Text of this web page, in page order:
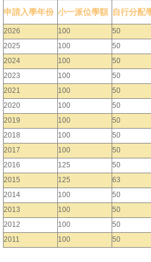
申請入學年份 小一派位學額 自行分配
2026 100
50
2025
100
50
2024
100
50
2023
100
50
2021
100
50
2020
100
50
2019
100
50
2018
100
50
2017
100
50
2016
125
50
2015
125
63
2014
100
50
2013
100
50
2012
100
50
2011
100 50